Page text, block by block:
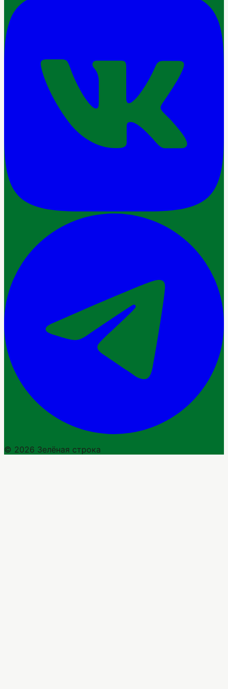
© 2026 Зелёная строка